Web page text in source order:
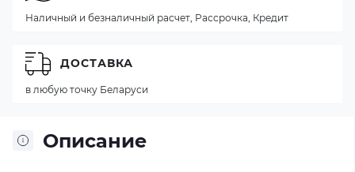
Описание
Наличный и безналичный расчет, Рассрочка, Кредит
ДОСТАВКА
в любую точку Беларуси